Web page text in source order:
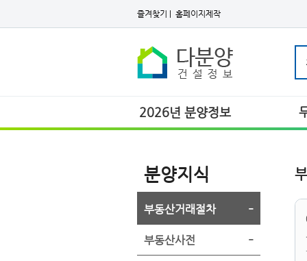
즐겨찾기 홈페이지제작
2026년 분양정보
분양지식
부동산거래절차
부동산사전